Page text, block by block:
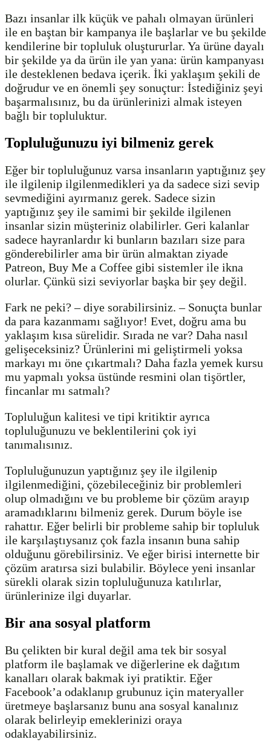
Bazı insanlar ilk küçük ve pahalı olmayan ürünleri
ile en baştan bir kampanya ile başlarlar ve bu şekilde
kendilerine bir topluluk oluştururlar. Ya ürüne dayalı
bir şekilde ya da ürün ile yan yana: ürün kampanyası
ile desteklenen bedava içerik. İki yaklaşım şekili de
doğrudur ve en önemli şey sonuçtur: İstediğiniz şeyi
başarmalısınız, bu da ürünlerinizi almak isteyen
bağlı bir topluluktur.
Topluluğunuzu iyi bilmeniz gerek
Eğer bir topluluğunuz varsa insanların yaptığınız şey
ile ilgilenip ilgilenmedikleri ya da sadece sizi sevip
sevmediğini ayırmanız gerek. Sadece sizin
yaptığınız şey ile samimi bir şekilde ilgilenen
insanlar sizin müşteriniz olabilirler. Geri kalanlar
sadece hayranlardır ki bunların bazıları size para
gönderebilirler ama bir ürün almaktan ziyade
Patreon, Buy Me a Coffee gibi sistemler ile ikna
olurlar. Çünkü sizi seviyorlar başka bir şey değil.
Fark ne peki? – diye sorabilirsiniz. – Sonuçta bunlar
da para kazanmamı sağlıyor! Evet, doğru ama bu
yaklaşım kısa sürelidir. Sırada ne var? Daha nasıl
gelişeceksiniz? Ürünlerini mi geliştirmeli yoksa
markayı mı öne çıkartmalı? Daha fazla yemek kursu
mu yapmalı yoksa üstünde resmini olan tişörtler,
fincanlar mı satmalı?
Topluluğun kalitesi ve tipi kritiktir ayrıca
topluluğunuzu ve beklentilerini çok iyi
tanımalısınız.
Topluluğunuzun yaptığınız şey ile ilgilenip
ilgilenmediğini, çözebileceğiniz bir problemleri
olup olmadığını ve bu probleme bir çözüm arayıp
aramadıklarını bilmeniz gerek. Durum böyle ise
rahattır. Eğer belirli bir probleme sahip bir topluluk
ile karşılaştıysanız çok fazla insanın buna sahip
olduğunu görebilirsiniz. Ve eğer birisi internette bir
çözüm aratırsa sizi bulabilir. Böylece yeni insanlar
sürekli olarak sizin topluluğunuza katılırlar,
ürünlerinize ilgi duyarlar.
Bir ana sosyal platform
Bu çelikten bir kural değil ama tek bir sosyal
platform ile başlamak ve diğerlerine ek dağıtım
kanalları olarak bakmak iyi pratiktir. Eğer
Facebook’a odaklanıp grubunuz için materyaller
üretmeye başlarsanız bunu ana sosyal kanalınız
olarak belirleyip emeklerinizi oraya
odaklayabilirsiniz.